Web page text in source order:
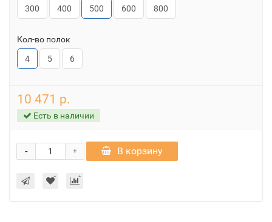
300
400 500 600 800
Кол-во полок
4
5 6
10 471 р.
Есть в наличии
+
- В корзину